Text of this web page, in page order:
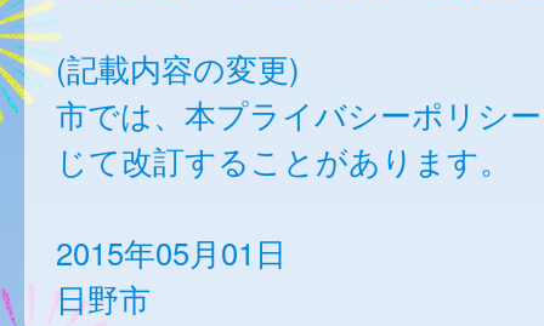
(記載内容の変更)
市では、本プライバシーポリシ
じて改訂することがあります。
2015年05月01日
日野市